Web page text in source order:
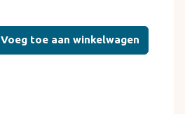
Voeg toe aan winkelwagen